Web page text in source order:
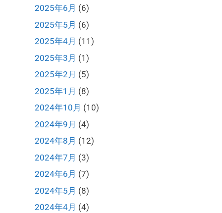
2025年6月 (6)
2025年5月 (6)
2025年4月 (11)
2025年3月 (1)
2025年2月 (5)
2025年1月 (8)
2024年10月 (10)
2024年9月 (4)
2024年8月 (12)
2024年7月 (3)
2024年6月 (7)
2024年5月 (8)
2024年4月 (4)